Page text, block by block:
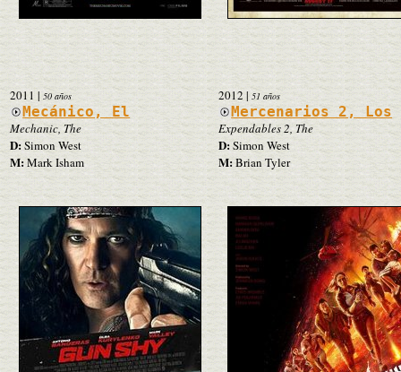
2011 | 50 años
Mecánico, El
Mechanic, The
D:Simon West
M: Mark Isham
2012 | 51 años
Mercenarios 2, Los
Expendables 2, The
D:Simon West
M:Brian Tyler